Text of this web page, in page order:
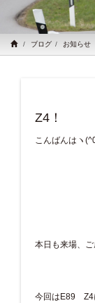
ブログ お知らせ
Z4！
こんばんはヽ
本日も来場、
今回はE89 Z4